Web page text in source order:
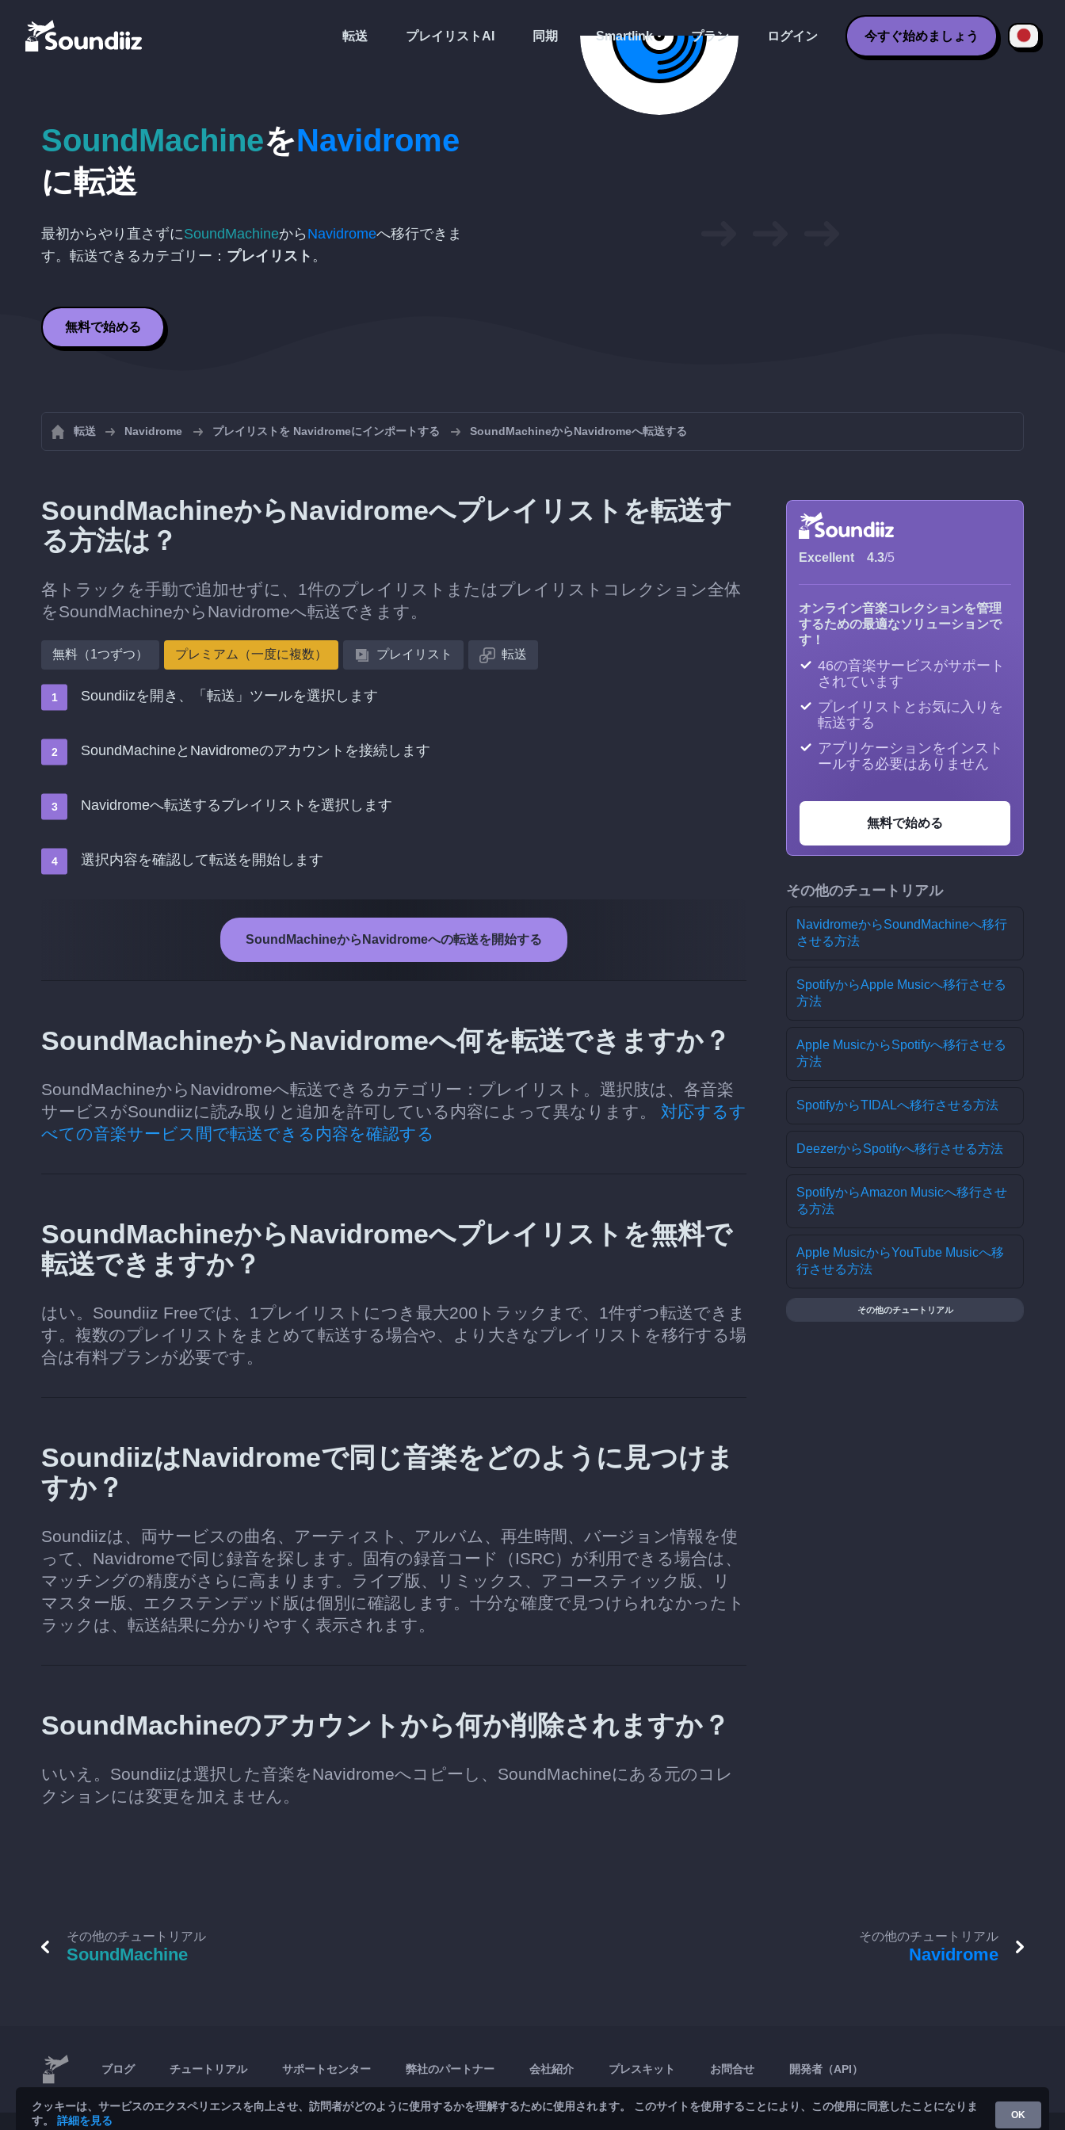
転送 プレイリストAI 同期 Smartlink プラン ログイン 今すぐ始めましょう
SoundMachineをNavidrome
に転送
最初からやり直さずにSoundMachineから Navidromeへ移行できま
す。転送できるカテゴリー： プレイリスト 。
無料で始める
転送 Navidrome プレイリストを Navidromeにインポートする SoundMachineからNavidromeへ転送する
SoundMachineからNavidromeへプレイリストを転送す
る方法は？
各トラックを手動で追加せずに、1件のプレイリストまたはプレイリストコレクション全体
をSoundMachineからNavidromeへ転送できます。
無料（1つずつ） プレミアム（一度に複数） プレイリスト 転送
Soundiizを開き、「転送」ツールを選択します
SoundMachineとNavidromeのアカウントを接続します
Navidromeへ転送するプレイリストを選択します
選択内容を確認して転送を開始します
SoundMachineからNavidromeへの転送を開始する
SoundMachineからNavidromeへ何を転送できますか？
SoundMachineからNavidromeへ転送できるカテゴリー：プレイリスト。選択肢は、各音楽
サービスがSoundiizに読み取りと追加を許可している内容によって異なります。 対応するす
べての音楽サービス間で転送できる内容を確認する
SoundMachineからNavidromeへプレイリストを無料で
転送できますか？
はい。Soundiiz Freeでは、1プレイリストにつき最大200トラックまで、1件ずつ転送できま
す。複数のプレイリストをまとめて転送する場合や、より大きなプレイリストを移行する場
合は有料プランが必要です。
SoundiizはNavidromeで同じ音楽をどのように見つけま
すか？
Soundiizは、両サービスの曲名、アーティスト、アルバム、再生時間、バージョン情報を使
って、Navidromeで同じ録音を探します。固有の録音コード（ISRC）が利用できる場合は、
マッチングの精度がさらに高まります。ライブ版、リミックス、アコースティック版、リ
マスター版、エクステンデッド版は個別に確認します。十分な確度で見つけられなかったト
ラックは、転送結果に分かりやすく表示されます。
SoundMachineのアカウントから何か削除されますか？
いいえ。Soundiizは選択した音楽をNavidromeへコピーし、SoundMachineにある元のコレ
クションには変更を加えません。
Excellent 4.3/5
オンライン音楽コレクションを管理
するための最適なソリューションで
す！
46の音楽サービスがサポート
されています
プレイリストとお気に入りを
転送する
アプリケーションをインスト
ールする必要はありません
無料で始める
その他のチュートリアル
NavidromeからSoundMachineへ移行
させる方法
SpotifyからApple Musicへ移行させる
方法
Apple MusicからSpotifyへ移行させる
方法
SpotifyからTIDALへ移行させる方法
DeezerからSpotifyへ移行させる方法
SpotifyからAmazon Musicへ移行させ
る方法
Apple MusicからYouTube Musicへ移
行させる方法
その他のチュートリアル
その他のチュートリアル
SoundMachine
その他のチュートリアル
Navidrome
ブログ チュートリアル サポートセンター 弊社のパートナー 会社紹介 プレスキット お問合せ 開発者（API）
クッキーは、サービスのエクスペリエンスを向上させ、訪問者がどのように使用するかを理解するために使用されます。 このサイトを使用することにより、この使用に同意したことになりま
す。 詳細を見る OK